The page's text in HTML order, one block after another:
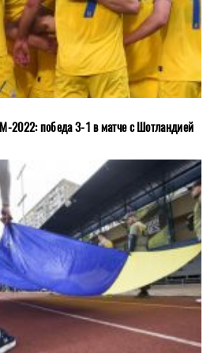
2022: победа 3-1 в матче с Шотландией